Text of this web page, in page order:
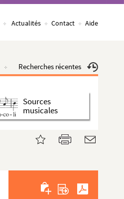
Actualités Contact Aide
Recherches récentes
Sources
musicales